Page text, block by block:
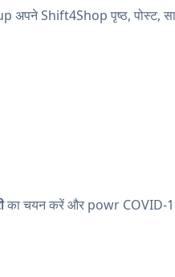
Shift4Shop पृष्ठ, पोस्ट,
का चयन करें और powr COVID-